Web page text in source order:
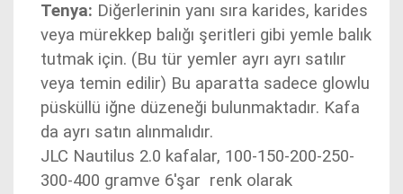
Tenya: Diğerlerinin yanı sıra karides, karides
veya mürekkep balığı şeritleri gibi yemle balık
tutmak için. (Bu tür yemler ayrı ayrı satılır
veya temin edilir) Bu aparatta sadece glowlu
püsküllü iğne düzeneği bulunmaktadır. Kafa
da ayrı satın alınmalıdır.
JLC Nautilus 2.0 kafalar, 100-150-200-250-
300-400 gramve 6'şar renk olarak